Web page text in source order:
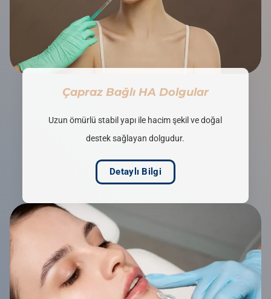
Çapraz Bağlı HA Dolgular
Uzun ömürlü stabil yapı ile hacim şekil ve doğal
destek sağlayan dolgudur.
Detaylı Bilgi